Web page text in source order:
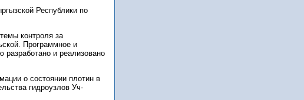
Республики по
контроля за
Программное и
разработано и реализовано
о состоянии плотин в
гидроузлов Уч-